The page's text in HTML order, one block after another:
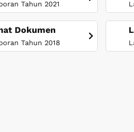
Tahun 2021
Dokumen
Tahun 2018